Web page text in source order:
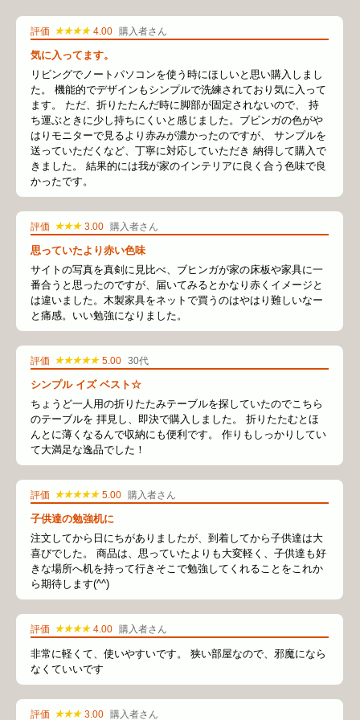
評価 ★★★★ 4.00 購入者さん
気に入ってます。
リビングでノートパソコンを使う時にほしいと思い購入しまし
た。 機能的でデザインもシンプルで洗練されており気に入って
ます。 ただ、折りたたんだ時に脚部が固定されないので、 持
ち運ぶときに少し持ちにくいと感じました。ブビンガの色がや
はりモニターで見るより赤みが濃かったのですが、 サンプルを
送っていただくなど、丁寧に対応していただき 納得して購入で
きました。 結果的には我が家のインテリアに良く合う色味で良
かったです。
評価 ★★★ 3.00 購入者さん
思っていたより赤い色味
サイトの写真を真剣に見比べ、ブヒンガが家の床板や家具に一
番合うと思ったのですが、届いてみるとかなり赤くイメージと
は違いました。木製家具をネットで買うのはやはり難しいなー
と痛感。いい勉強になりました。
評価 ★★★★★ 5.00 30代
シンプル イズ ベスト☆
ちょうど一人用の折りたたみテーブルを探していたのでこちら
のテーブルを 拝見し、即決で購入しました。 折りたたむとほ
んとに薄くなるんで収納にも便利です。 作りもしっかりしてい
て大満足な逸品でした！
評価 ★★★★★ 5.00 購入者さん
子供達の勉強机に
注文してから日にちがありましたが、到着してから子供達は大
喜びでした。 商品は、思っていたよりも大変軽く、子供達も好
きな場所へ机を持って行きそこで勉強してくれることをこれか
ら期待します(^^)
評価 ★★★★ 4.00 購入者さん
非常に軽くて、使いやすいです。 狭い部屋なので、邪魔になら
なくていいです
評価 ★★★ 3.00 購入者さん